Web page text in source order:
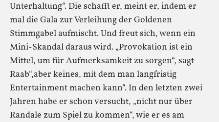
Unterhaltung“. Die schafft er, meint er, indem er
mal die Gala zur Verleihung der Goldenen
Stimmgabel aufmischt. Und freut sich, wenn ein
Mini-Skandal daraus wird. „Provokation ist ein
Mittel, um für Aufmerksamkeit zu sorgen“, sagt
Raab“,aber keines, mit dem man langfristig
Entertainment machen kann“. In den letzten zwei
Jahren habe er schon versucht, „nicht nur über
Randale zum Spiel zu kommen“, wie er es am